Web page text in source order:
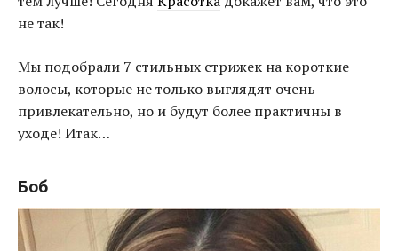
не так!
Мы подобрали 7 стильных стрижек на короткие
волосы, которые не только выглядят очень
привлекательно, но и будут более практичны в
уходе! Итак…
Боб